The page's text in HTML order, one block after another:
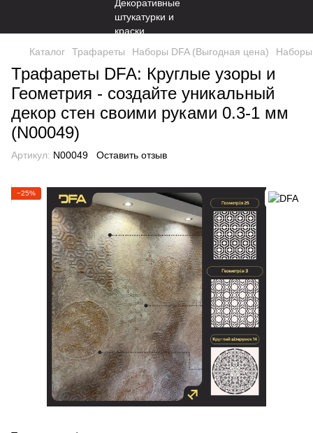
Каталог Трафареты Наборы DFA (Выгодная цена) Наборы
Трафареты DFA: Круглые узоры и
Геометрия - создайте уникальный
декор стен своими руками 0.3-1 мм
(N00049)
Артикул: N00049 Оставить отзыв
−25%